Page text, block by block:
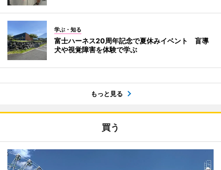
学ぶ・知る
富士ハーネス20周年記念で夏休みイベント 盲導
犬や視覚障害を体験で学ぶ
もっと見る
買う